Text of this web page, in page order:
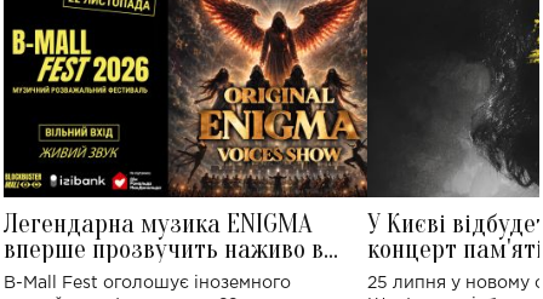
Легендарна музика ENIGMA
вперше прозвучить наживо в
Україні: де відбудеться концерт
B-Mall Fest оголошує іноземного
У Києві
концерт
Клименка:
25 липня у новому